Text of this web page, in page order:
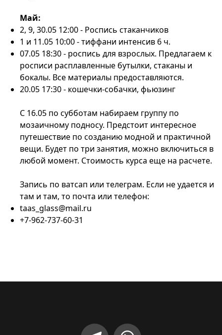
Май:
2, 9, 30.05 12:00 - Роспись стаканчиков
1 и 11.05 10:00 - тиффани интенсив 6 ч.
07.05 18:30 - роспись для взрослых. Предлагаем к
росписи расплавленные бутылки, стаканы и
бокалы. Все материалы предоставляются.
20.05 17:30 - кошечки-собачки, фьюзинг
С 16.05 по субботам набираем группу по
мозаичному подносу. Предстоит интересное
путешествие по созданию модной и практичной
вещи. Будет по три занятия, можно включиться в
любой момент. Стоимость курса еще на расчете.
Запись по ватсап или телеграм. Если не удается и
там и там, то почта или телефон:
taas_glass@mail.ru
+7-962-737-60-31